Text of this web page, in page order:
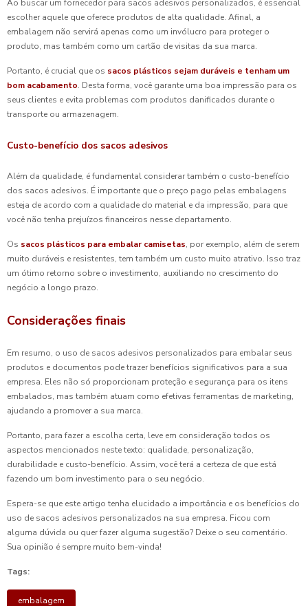
Ao buscar um fornecedor para sacos adesivos personalizados, é essencial
escolher aquele que oferece produtos de alta qualidade. Afinal, a
embalagem não servirá apenas como um invólucro para proteger o
produto, mas também como um cartão de visitas da sua marca.
Portanto, é crucial que os sacos plásticos sejam duráveis e tenham um
bom acabamento. Desta forma, você garante uma boa impressão para os
seus clientes e evita problemas com produtos danificados durante o
transporte ou armazenagem.
Custo-benefício dos sacos adesivos
Além da qualidade, é fundamental considerar também o custo-benefício
dos sacos adesivos. É importante que o preço pago pelas embalagens
esteja de acordo com a qualidade do material e da impressão, para que
você não tenha prejuízos financeiros nesse departamento.
Os sacos plásticos para embalar camisetas, por exemplo, além de serem
muito duráveis e resistentes, tem também um custo muito atrativo. Isso traz
um ótimo retorno sobre o investimento, auxiliando no crescimento do
negócio a longo prazo.
Considerações finais
Em resumo, o uso de sacos adesivos personalizados para embalar seus
produtos e documentos pode trazer benefícios significativos para a sua
empresa. Eles não só proporcionam proteção e segurança para os itens
embalados, mas também atuam como efetivas ferramentas de marketing,
ajudando a promover a sua marca.
Portanto, para fazer a escolha certa, leve em consideração todos os
aspectos mencionados neste texto: qualidade, personalização,
durabilidade e custo-benefício. Assim, você terá a certeza de que está
fazendo um bom investimento para o seu negócio.
Espera-se que este artigo tenha elucidado a importância e os benefícios do
uso de sacos adesivos personalizados na sua empresa. Ficou com
alguma dúvida ou quer fazer alguma sugestão? Deixe o seu comentário.
Sua opinião é sempre muito bem-vinda!
Tags:
embalagem